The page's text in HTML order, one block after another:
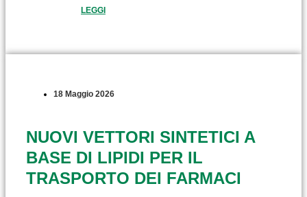
LEGGI
18 Maggio 2026
NUOVI VETTORI SINTETICI A
BASE DI LIPIDI PER IL
TRASPORTO DEI FARMACI